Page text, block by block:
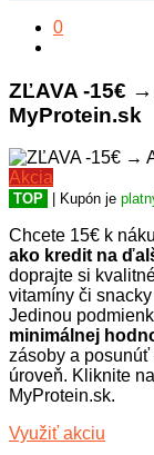
0
ZĽAVA -15€
MyProtein.sk
Akcia
TOP | Kupón je
Chcete 15€ k
ako kredit na
doprajte si
vitamíny či
Jedinou
minimálnej
zásoby a
úroveň. Kliknite
MyProtein.sk.
Využiť akciu